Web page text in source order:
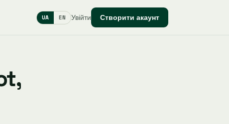
UA EN Увійти Створити акаунт